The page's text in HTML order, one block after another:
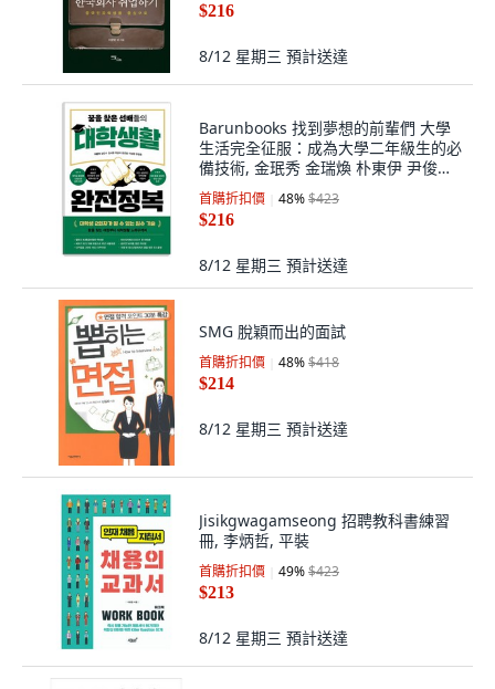
$216
8/12 星期三 預計送達
Barunbooks 找到夢想的前輩們 大學
生活完全征服：成為大學二年級生的必
備技術, 金珉秀 金瑞煥 朴東伊 尹俊弼
李星煥 朱光鎬
首購折扣價 48%$423
$216
8/12 星期三 預計送達
SMG 脫穎而出的面試
首購折扣價 48%$418
$214
8/12 星期三 預計送達
Jisikgwagamseong 招聘教科書練習
冊, 李炳哲, 平裝
首購折扣價 49%$423
$213
8/12 星期三 預計送達